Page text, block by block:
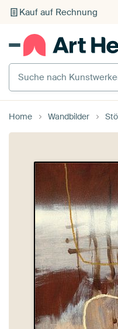
Kauf auf Rechnung
Individueller Druck auf
Suche nach Kunstwerken
Home Wandbilder